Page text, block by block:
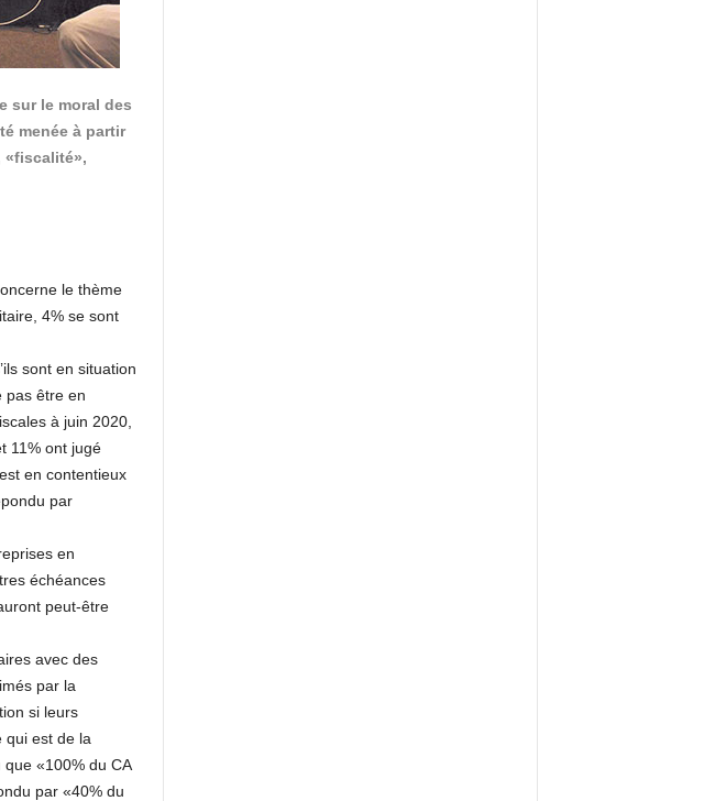
sur le moral des
menée à partir
«fiscalité»,
le thème
4% se sont
sont en situation
pas être en
à juin 2020,
11% ont jugé
en contentieux
par
en
échéances
peut-être
avec des
par la
si leurs
qui est de la
«100% du CA
par «40% du